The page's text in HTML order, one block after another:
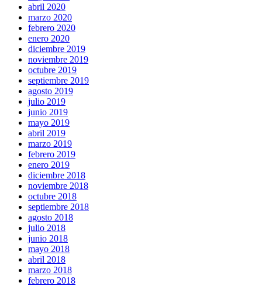
abril 2020
marzo 2020
febrero 2020
enero 2020
diciembre 2019
noviembre 2019
octubre 2019
septiembre 2019
agosto 2019
julio 2019
junio 2019
mayo 2019
abril 2019
marzo 2019
febrero 2019
enero 2019
diciembre 2018
noviembre 2018
octubre 2018
septiembre 2018
agosto 2018
julio 2018
junio 2018
mayo 2018
abril 2018
marzo 2018
febrero 2018